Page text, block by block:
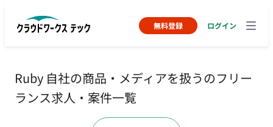
無料登録 ログイン
Ruby 自社の商品・メディアを扱うのフリー
ランス求人・案件一覧